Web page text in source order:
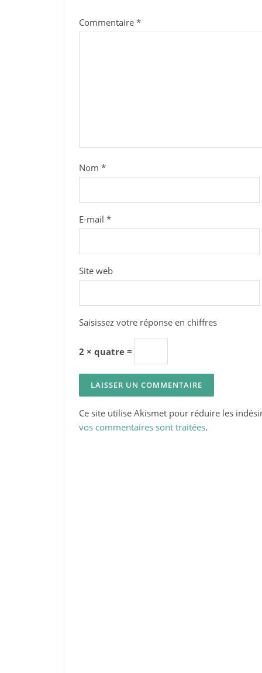
Commentaire *
Nom *
E-mail *
Site web
Saisissez votre réponse en chiffres
2 × quatre =
Ce site utilise Akismet pour réduire les
vos commentaires sont traitées.